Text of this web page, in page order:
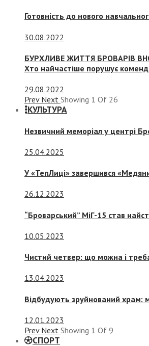
Готовність до нового
30.08.2022
БУРХЛИВЕ ЖИТТЯ БРОВАРІВ
Хто найчастіше порушує
29.08.2022
Prev Next Showing 1 Of 26
КУЛЬТУРА
Незвичний меморіал у центрі
25.04.2025
У «ТепЛиці» завершився
26.12.2023
“Броварський” МіГ-15 став
10.05.2023
Чистий четвер: що можна і
13.04.2023
Відбудують зруйнований храм:
12.01.2023
Prev Next Showing 1 Of 9
СПОРТ